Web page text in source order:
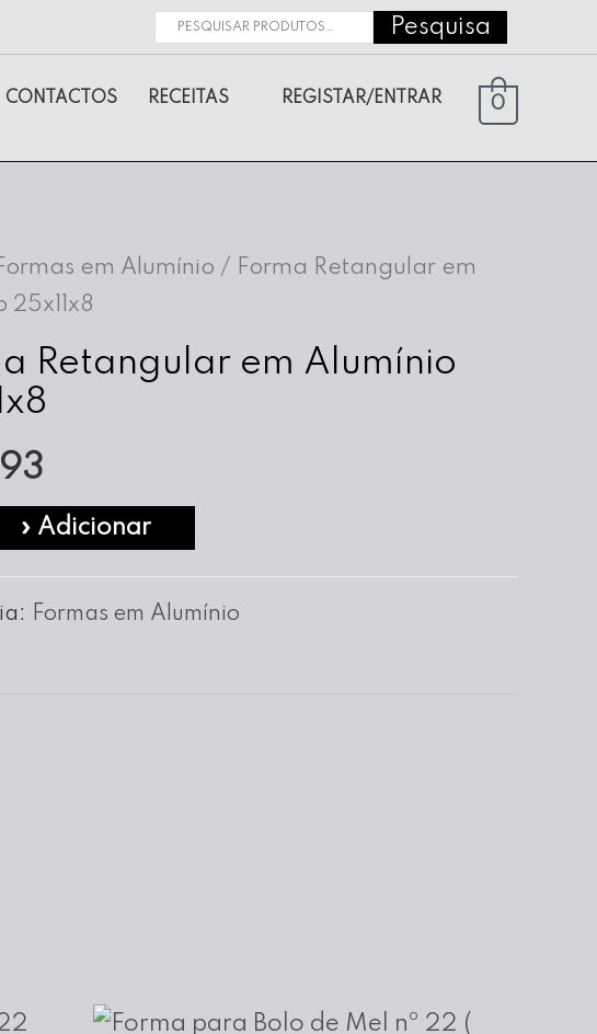
Pesquisar
Pesquisa
CONTACTOS RECEITAS REGISTAR/ENTRAR 0
em Alumínio / Forma Retangular em
25x11x8
Retangular em Alumínio
» Adicionar
Formas em Alumínio